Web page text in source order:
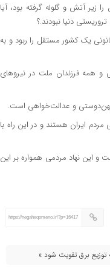
زیر آتش و گلوله گرفته بود، آیا
دنیا نبودند.؟
یک کشور مستقل را ربود و به
و همه فرزندان ملت در نیروهای
و عدالت‌خواهی است.
ایران هستند و در این راه با
و این نهاد مردمی همواره بر این
https://negaheqomeno.ir/?p=16417
برق تقویت شود »